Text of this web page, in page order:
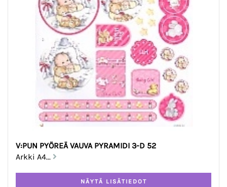
V:PUN PYÖREÄ VAUVA PYRAMIDI 3-D 52
Arkki A4...